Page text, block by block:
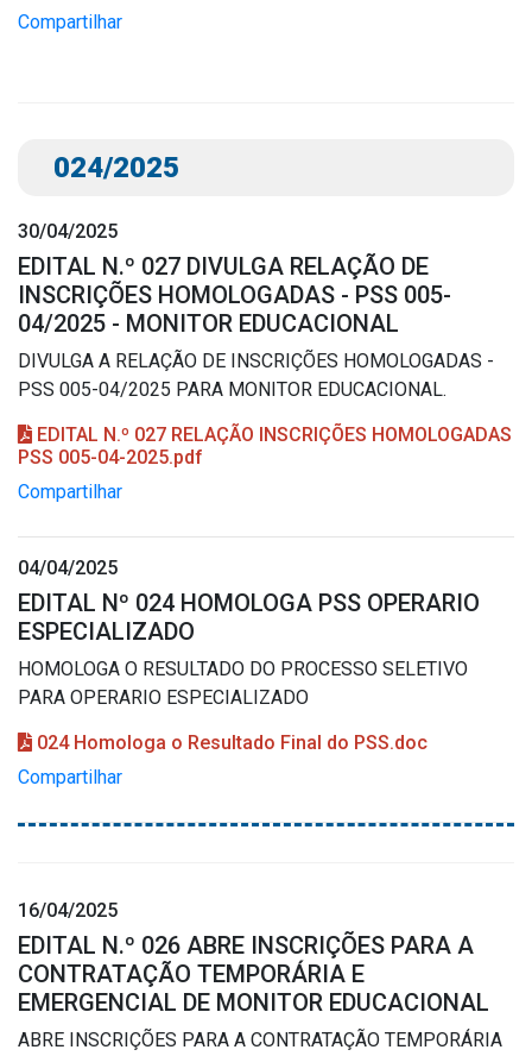
Compartilhar
024/2025
30/04/2025
EDITAL N.º 027 DIVULGA RELAÇÃO DE
INSCRIÇÕES HOMOLOGADAS - PSS 005-
04/2025 - MONITOR EDUCACIONAL
DIVULGA A RELAÇÃO DE INSCRIÇÕES HOMOLOGADAS -
PSS 005-04/2025 PARA MONITOR EDUCACIONAL.
EDITAL N.º 027 RELAÇÃO INSCRIÇÕES HOMOLOGADAS
PSS 005-04-2025.pdf
Compartilhar
04/04/2025
EDITAL Nº 024 HOMOLOGA PSS OPERARIO
ESPECIALIZADO
HOMOLOGA O RESULTADO DO PROCESSO SELETIVO
PARA OPERARIO ESPECIALIZADO
024 Homologa o Resultado Final do PSS.doc
Compartilhar
16/04/2025
EDITAL N.º 026 ABRE INSCRIÇÕES PARA A
CONTRATAÇÃO TEMPORÁRIA E
EMERGENCIAL DE MONITOR EDUCACIONAL
ABRE INSCRIÇÕES PARA A CONTRATAÇÃO TEMPORÁRIA